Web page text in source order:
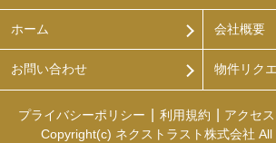
ホーム 会社概要
お問い合わせ 物件リク
プライバシーポリシー 利用規約 アクセ
Copyright(c) ネクストラスト株式会社